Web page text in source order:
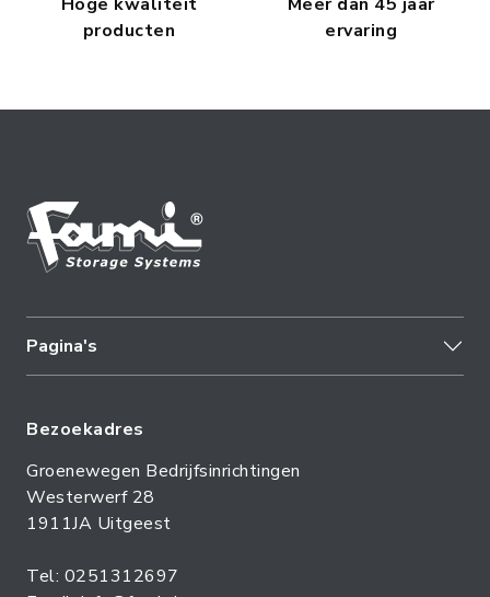
producten
ervaring
Pagina's
Bezoekadres
Groenewegen Bedrijfsinrichtingen
Westerwerf 28
1911JA Uitgeest
Tel: 0251312697